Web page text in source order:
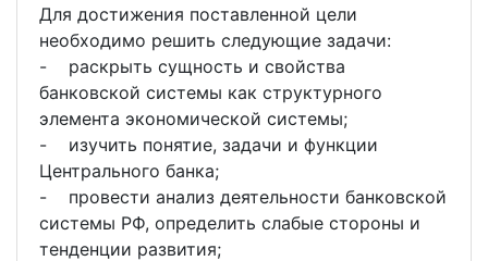
Для достижения поставленной цели
необходимо решить следующие задачи:
- раскрыть сущность и свойства
банковской системы как структурного
элемента экономической системы;
- изучить понятие, задачи и функции
Центрального банка;
- провести анализ деятельности банковской
системы РФ, определить слабые стороны и
тенденции развития;